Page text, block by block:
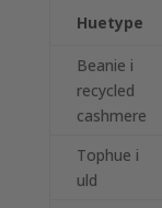
Huetype
Beanie i
recycled
cashmere
Tophue i
uld